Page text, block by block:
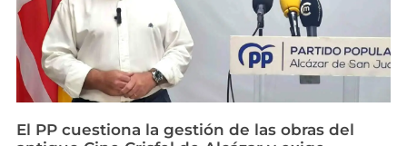
El PP cuestiona la gestión de las obras del